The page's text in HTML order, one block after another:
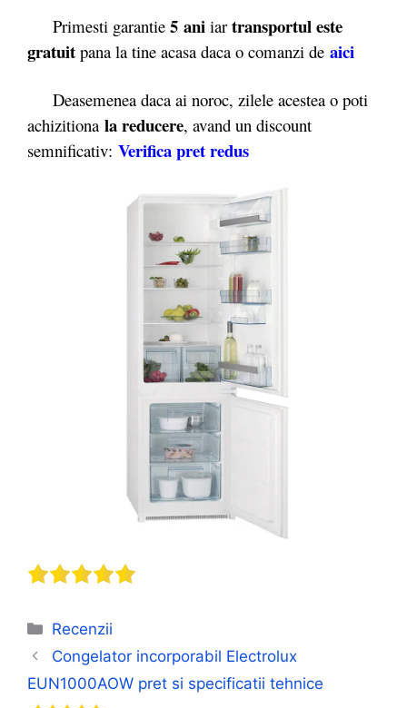
Primesti garantie 5 ani iar transportul este
gratuit pana la tine acasa daca o comanzi de aici
Deasemenea daca ai noroc, zilele acestea o poti
achizitiona la reducere, avand un discount
semnificativ: Verifica pret redus
Categorii
Recenzii
Congelator incorporabil Electrolux
EUN1000AOW pret si specificatii tehnice